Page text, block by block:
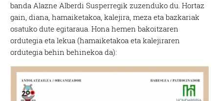
banda Alazne Alberdi Susperregik zuzenduko du. Hortaz
gain, diana, hamaiketakoa, kalejira, meza eta bazkariak
osatuko dute egitaraua. Hona hemen bakoitzaren
ordutegia eta lekua (hamaiketakoa eta kalejiraren
ordutegia behin behinekoa da):